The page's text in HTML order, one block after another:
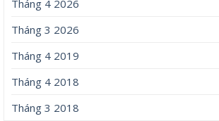
Tháng 4 2026
Tháng 3 2026
Tháng 4 2019
Tháng 4 2018
Tháng 3 2018